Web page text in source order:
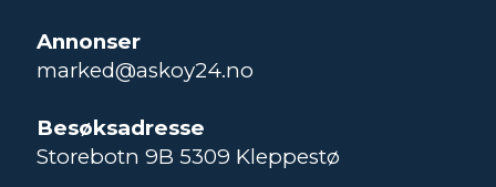
Annonser
marked@askoy24.no
Besøksadresse
Storebotn 9B 5309 Kleppestø